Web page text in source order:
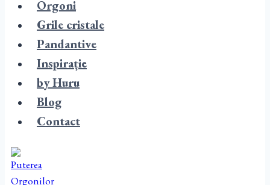
Orgoni
Grile cristale
Pandantive
Inspirație
by Huru
Blog
Contact